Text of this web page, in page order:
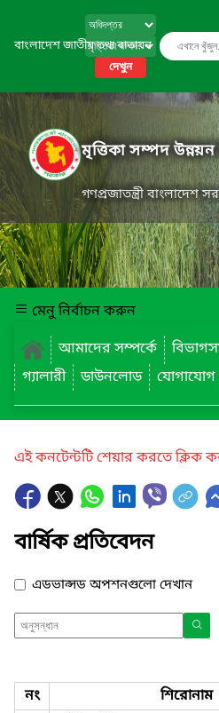
বাংলাদেশ জাতীয় তথ্য বাতায়ন
দেখুন
মৃত্তিকা সম্পদ উন্নয়ন
গণপ্রজাতন্ত্রী বাংলাদেশ
মেনু নির্বাচন করুন
আমাদের সম্পর্কে
গ্যালারী
ডাউনলোড যোগাযোগ
এই কনটেন্টটি শেয়ার করতে ক্লিক
বার্ষিক প্রতিবেদন
এডভান্সড অপশনগুলো দেখান
নং শিরোনাম